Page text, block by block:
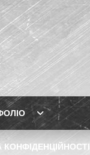
КОНФІДЕНЦІЙНОСТІ